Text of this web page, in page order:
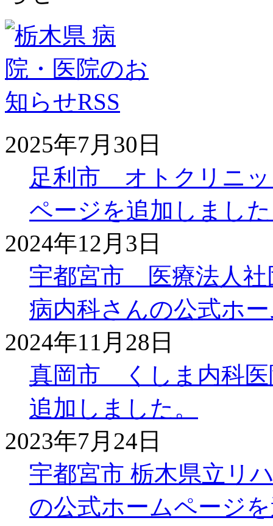
2025年7月30日
足利市 オトクリニッ
ページを追加しまし
2024年12月3日
宇都宮市 医療法人社
病内科さんの公式ホ
2024年11月28日
真岡市 くしま内科医
追加しました。
2023年7月24日
宇都宮市 栃木県立リ
の公式ホームページ